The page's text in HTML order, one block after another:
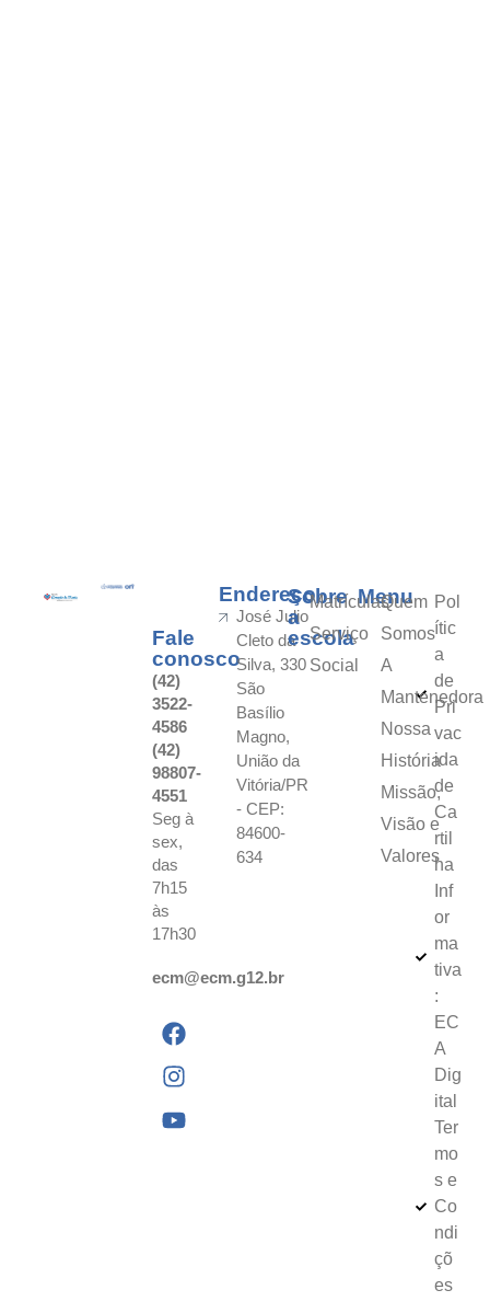
Fale
conosco
(42)
3522-
4586
(42)
98807-
4551
Seg à
sex,
das
7h15
às
17h30
ecm@ecm.g12.br
Endereço
José Julio
Cleto da
Silva, 330
São
Basílio
Magno,
União da
Vitória/PR
- CEP:
84600-
634
Sobre
a
escola
Matrículas
Serviço
Social
Menu
Quem
Somos
A
Mantenedora
Nossa
História
Missão,
Visão e
Valores
Pol
ític
a
de
Pri
vac
ida
de
Ca
rtil
ha
Inf
or
ma
tiva
:
EC
A
Dig
ital
Ter
mo
s e
Co
ndi
çõ
es